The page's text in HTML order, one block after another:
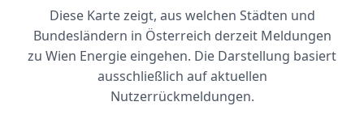
Diese Karte zeigt, aus welchen Städten und
Bundesländern in Österreich derzeit Meldungen
zu Wien Energie eingehen. Die Darstellung basiert
ausschließlich auf aktuellen
Nutzerrückmeldungen.